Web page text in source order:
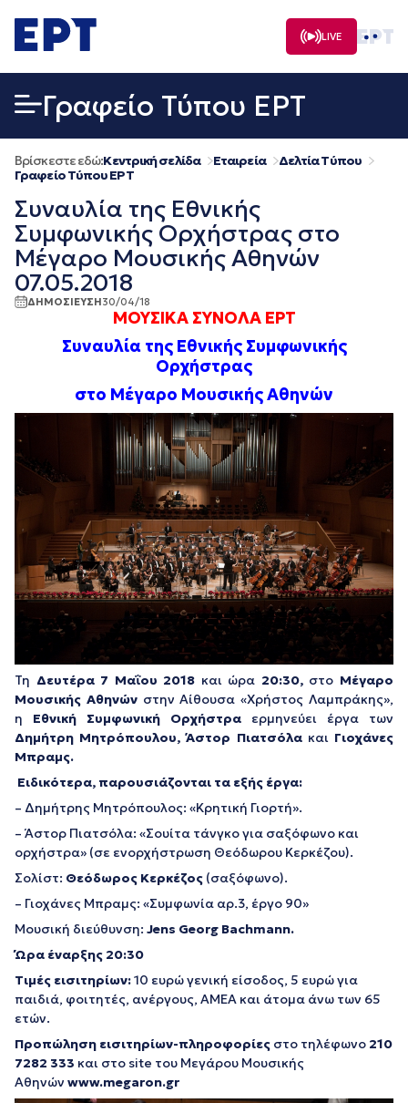
σε
περιεχόμενο
LIVE
Γραφείο Τύπου ΕΡΤ
Βρίσκεστε εδώ:Κεντρική σελίδα Εταιρεία
Δελτία Τύπου
Γραφείο Τύπου ΕΡΤ
Συναυλία της Εθνικής
Συμφωνικής Ορχήστρας στο
Μέγαρο Μουσικής Αθηνών
07.05.2018
ΔΗΜΟΣΙΕΥΣΗ30/04/18
ΜΟΥΣΙΚΑ ΣΥΝΟΛΑ ΕΡΤ
Συναυλία της Εθνικής Συμφωνικής
Ορχήστρας
στο Μέγαρο Μουσικής Αθηνών
Τη Δευτέρα 7 Μαΐου 2018 και ώρα 20:30,στο Μέγαρο
Μουσικής Αθηνώνστην Αίθουσα «Χρήστος Λαμπράκης»,
η Εθνική Συμφωνική Ορχήστρα ερμηνεύει έργα των
Δημήτρη Μητρόπουλου, Άστορ ΠιατσόλακαιΓιοχάνες
Μπραμς.
Ειδικότερα, παρουσιάζονται τα εξής έργα:
– Δημήτρης Μητρόπουλος: «Κρητική Γιορτή».
– Άστορ Πιατσόλα: «Σουίτα τάνγκο για σαξόφωνο και
ορχήστρα» (σε ενορχήστρωση Θεόδωρου Κερκέζου).
Σολίστ: Θεόδωρος Κερκέζος (σαξόφωνο).
– Γιοχάνες Μπραμς: «Συμφωνία αρ.3, έργο 90»
Μουσική διεύθυνση: Jens Georg Bachmann.
Ώρα έναρξης 20:30
Τιμές εισιτηρίων:10 ευρώ γενική είσοδος, 5 ευρώ για
παιδιά, φοιτητές, ανέργους, ΑΜΕΑ και άτομα άνω των 65
ετών.
Προπώληση εισιτηρίων-πληροφορίες στο τηλέφωνο 210
7282 333 και στο site του Μεγάρου Μουσικής
Αθηνών www.megaron.gr